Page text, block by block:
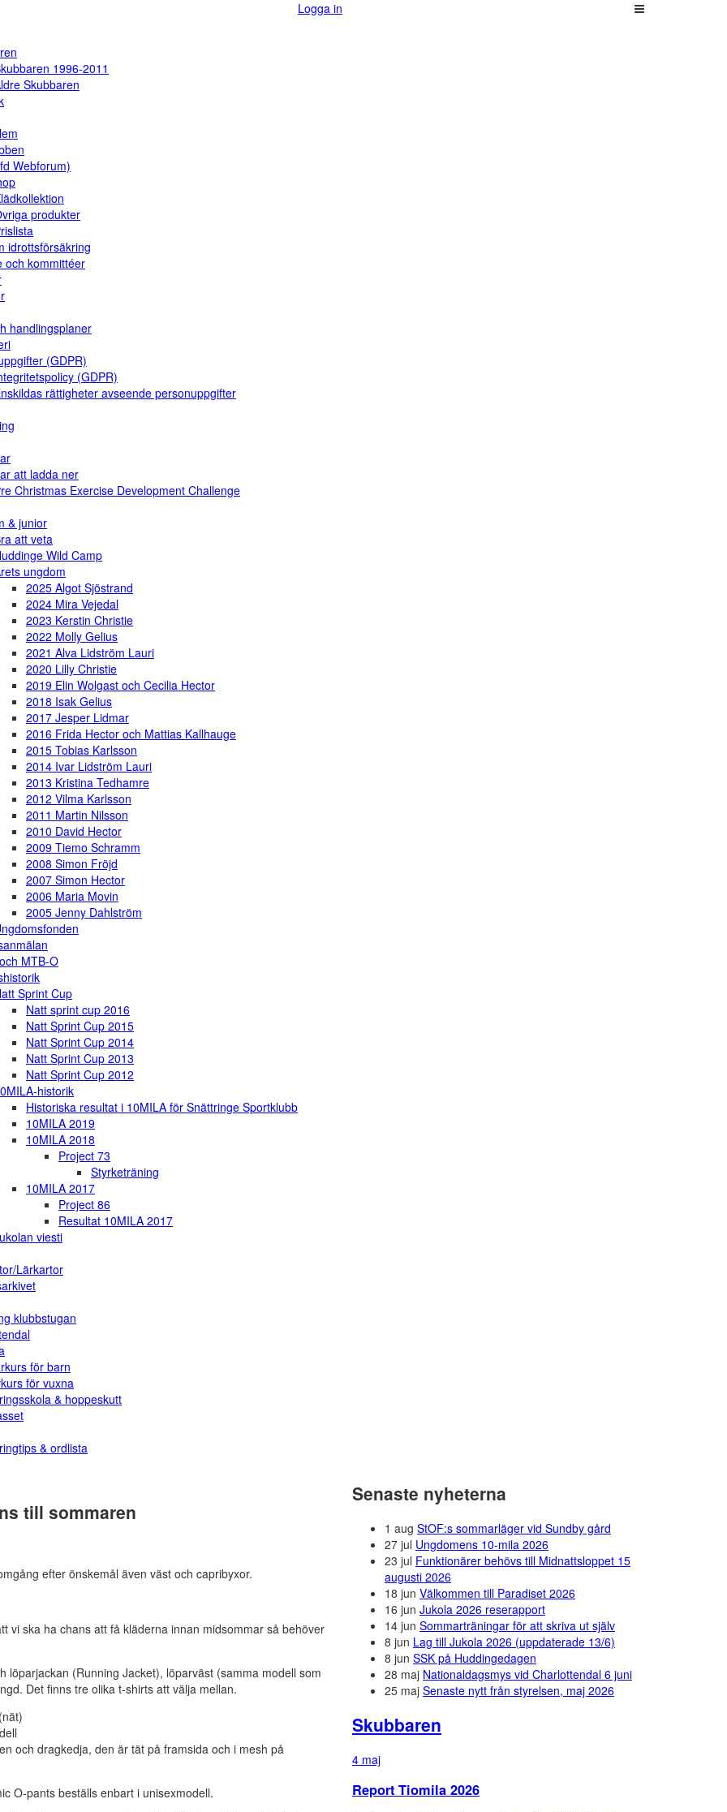
Logga in
1996-2011
Skubbaren
Webforum)
produkter
idrottsförsäkring
och kommittéer
handlingsplaner
(GDPR)
(GDPR)
rättigheter avseende personuppgifter
att ladda ner
Christmas Exercise Development Challenge
& junior
att veta
Wild Camp
ungdom
2025 Algot Sjöstrand
2024 Mira Vejedal
2023 Kerstin Christie
2022 Molly Gelius
2021 Alva Lidström Lauri
2020 Lilly Christie
2019 Elin Wolgast och Cecilia Hector
2018 Isak Gelius
2017 Jesper Lidmar
2016 Frida Hector och Mattias Kallhauge
2015 Tobias Karlsson
2014 Ivar Lidström Lauri
2013 Kristina Tedhamre
2012 Vilma Karlsson
2011 Martin Nilsson
2010 David Hector
2009 Tiemo Schramm
2008 Simon Fröjd
2007 Simon Hector
2006 Maria Movin
2005 Jenny Dahlström
MTB-O
Sprint Cup
Natt sprint cup 2016
Natt Sprint Cup 2015
Natt Sprint Cup 2014
Natt Sprint Cup 2013
Natt Sprint Cup 2012
historik
Historiska resultat i 10MILA för Snättringe Sportklubb
10MILA 2019
10MILA 2018
Project 73
Styrketräning
10MILA 2017
Project 86
Resultat 10MILA 2017
viesti
Lärkartor
klubbstugan
för barn
för vuxna
& hoppeskutt
& ordlista
till sommaren
efter önskemål även väst och capribyxor.
vi ska ha chans att få kläderna innan midsommar så behöver
(Running Jacket), löparväst (samma modell som
Det finns tre olika t-shirts att välja mellan.
och dragkedja, den är tät på framsida och i mesh på
O-pants beställs enbart i unisexmodell.
Senaste nyheterna
1 aug StOF:s sommarläger vid Sundby gård
27 jul Ungdomens 10-mila 2026
23 jul Funktionärer behövs till Midnattsloppet 15
augusti 2026
18 jun Välkommen till Paradiset 2026
16 jun Jukola 2026 reserapport
14 jun Sommarträningar för att skriva ut själv
8 jun Lag till Jukola 2026 (uppdaterade 13/6)
8 jun SSK på Huddingedagen
28 maj Nationaldagsmys vid Charlottendal 6 juni
25 maj Senaste nytt från styrelsen, maj 2026
Skubbaren
4 maj
Report Tiomila 2026